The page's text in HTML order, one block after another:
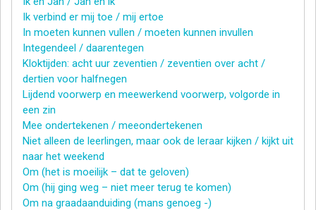
Ik verbind er mij toe / mij ertoe
In moeten kunnen vullen / moeten kunnen invullen
Integendeel / daarentegen
Kloktijden: acht uur zeventien / zeventien over acht /
dertien voor halfnegen
Lijdend voorwerp en meewerkend voorwerp, volgorde in
een zin
Mee ondertekenen / meeondertekenen
Niet alleen de leerlingen, maar ook de leraar kijken / kijkt uit
naar het weekend
Om (het is moeilijk – dat te geloven)
Om (hij ging weg – niet meer terug te komen)
Om na graadaanduiding (mans genoeg -)